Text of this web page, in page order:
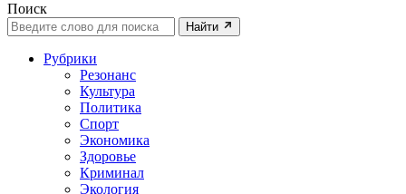
Поиск
Найти
Рубрики
Резонанс
Культура
Политика
Спорт
Экономика
Здоровье
Криминал
Экология